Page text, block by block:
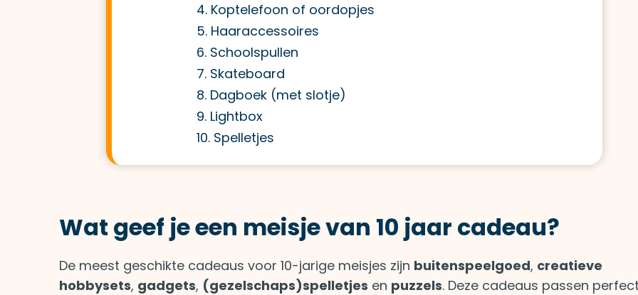
4. Koptelefoon of oordopjes
5. Haaraccessoires
6. Schoolspullen
7. Skateboard
8. Dagboek (met slotje)
9. Lightbox
10. Spelletjes
Wat geef je een meisje van 10 jaar cadeau?
De meest geschikte cadeaus voor 10-jarige meisjes zijn buitenspeelgoed, creatieve
hobbysets, gadgets, (gezelschaps)spelletjes en puzzels. Deze cadeaus passen